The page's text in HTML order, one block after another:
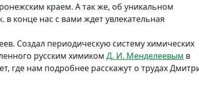
краем. А так же, об уникальном
конце нас с вами ждет увлекательная
Создал периодическую систему химических
русским химиком Д. И. Менделеевым в
где нам подробнее расскажут о трудах